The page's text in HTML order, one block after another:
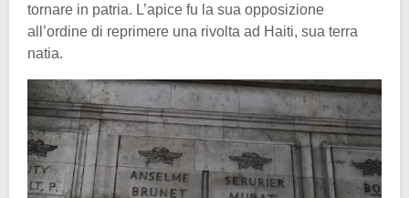
tornare in patria. L’apice fu la sua opposizione
all’ordine di reprimere una rivolta ad Haiti, sua terra
natia.